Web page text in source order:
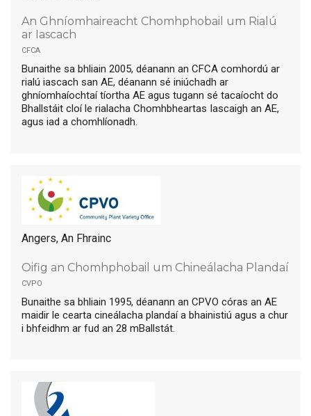
An Ghníomhaireacht Chomhphobail um Rialú
ar Iascach
cfca
Bunaithe sa bhliain 2005, déanann an CFCA comhordú ar
rialú iascach san AE, déanann sé iniúchadh ar
ghníomhaíochtaí tíortha AE agus tugann sé tacaíocht do
Bhallstáit cloí le rialacha Chomhbheartas Iascaigh an AE,
agus iad a chomhlíonadh.
Angers, An Fhrainc
Oifig an Chomhphobail um Chineálacha Plandaí
cvpo
Bunaithe sa bhliain 1995, déanann an CPVO córas an AE
maidir le cearta cineálacha plandaí a bhainistiú agus a chur
i bhfeidhm ar fud an 28 mBallstát.